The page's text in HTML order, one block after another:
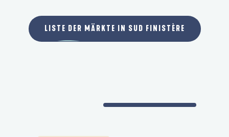
LISTE DER MÄRKTE IN SUD FINISTÈRE